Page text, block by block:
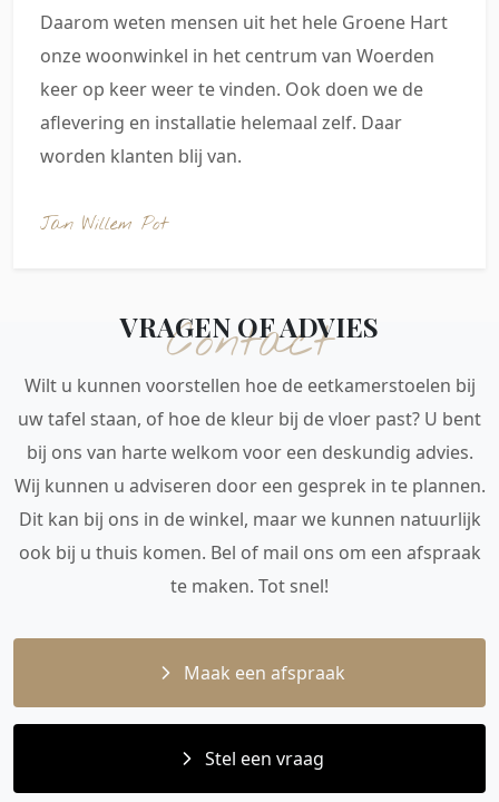
Daarom weten mensen uit het hele Groene Hart
onze woonwinkel in het centrum van Woerden
keer op keer weer te vinden. Ook doen we de
aflevering en installatie helemaal zelf. Daar
worden klanten blij van.
Jan Willem Pot
Contact
VRAGEN OF ADVIES
Wilt u kunnen voorstellen hoe de eetkamerstoelen bij
uw tafel staan, of hoe de kleur bij de vloer past? U bent
bij ons van harte welkom voor een deskundig advies.
Wij kunnen u adviseren door een gesprek in te plannen.
Dit kan bij ons in de winkel, maar we kunnen natuurlijk
ook bij u thuis komen. Bel of mail ons om een afspraak
te maken. Tot snel!
Maak een afspraak
Stel een vraag